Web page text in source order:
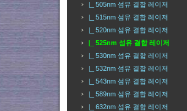
|_ 505nm 섬유 결합 레이저
|_ 515nm 섬유 결합 레이저
|_ 520nm 섬유 결합 레이저
|_ 525nm 섬유 결합 레이저
|_ 530nm 섬유 결합 레이저
|_ 532nm 섬유 결합 레이저
|_ 543nm 섬유 결합 레이저
|_ 589nm 섬유 결합 레이저
|_ 632nm 섬유 결합 레이저